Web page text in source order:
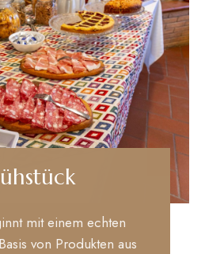
mit einem echten
von Produkten aus